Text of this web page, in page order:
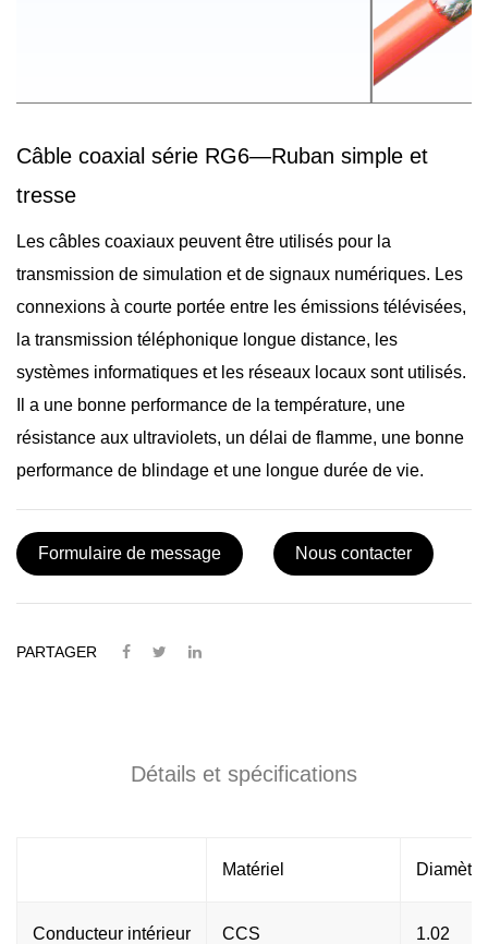
Câble coaxial série RG6—Ruban simple et
tresse
Les câbles coaxiaux peuvent être utilisés pour la
transmission de simulation et de signaux numériques. Les
connexions à courte portée entre les émissions télévisées,
la transmission téléphonique longue distance, les
systèmes informatiques et les réseaux locaux sont utilisés.
Il a une bonne performance de la température, une
résistance aux ultraviolets, un délai de flamme, une bonne
performance de blindage et une longue durée de vie.
Formulaire de message Nous contacter
PARTAGER
Détails et spécifications
Matériel
Conducteur intérieur CCS 1.02